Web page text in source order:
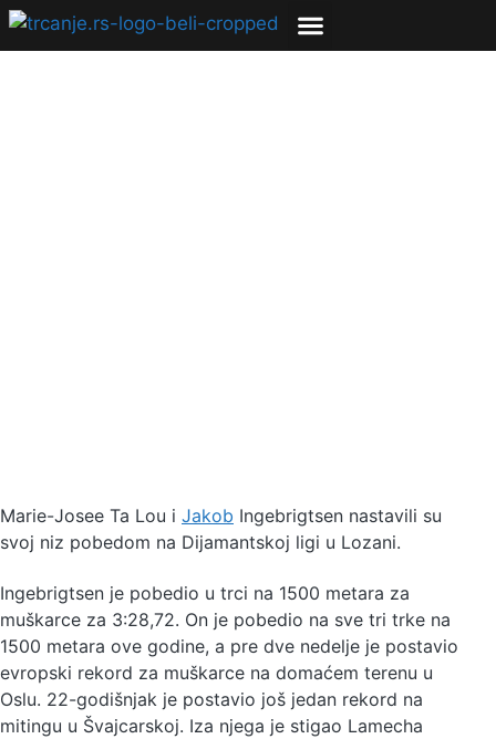
Marie-Josee Ta Lou i Jakob Ingebrigtsen nastavili su
svoj niz pobedom na Dijamantskoj ligi u Lozani.
Ingebrigtsen je pobedio u trci na 1500 metara za
muškarce za 3:28,72. On je pobedio na sve tri trke na
1500 metara ove godine, a pre dve nedelje je postavio
evropski rekord za muškarce na domaćem terenu u
Oslu. 22-godišnjak je postavio još jedan rekord na
mitingu u Švajcarskoj. Iza njega je stigao Lamecha